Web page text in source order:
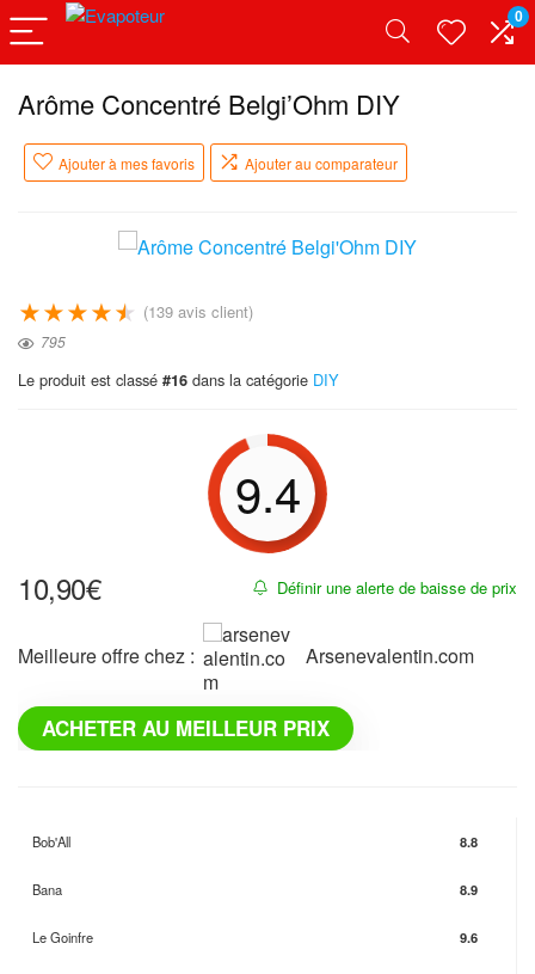
0
Arôme Concentré Belgi’Ohm DIY
Ajouter à mes favoris Ajouter au comparateur
★★★★★ (139 avis client)
795
Le produit est classé #16 dans la catégorie DIY
9.4
Définir une alerte de baisse de prix
10,90€
Meilleure offre chez : arsenevalentin.com
ACHETER AU MEILLEUR PRIX
Bob'All 8.8
Bana 8.9
Le Goinfre 9.6